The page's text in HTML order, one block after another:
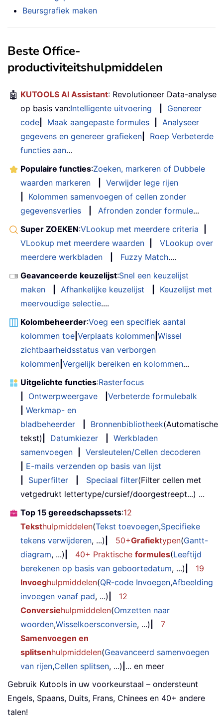
Beursgrafiek maken
Beste Office-
productiviteitshulpmiddelen
🤖 KUTOOLS AI Assistant: Revolutioneer Data-analyse
op basis van:Intelligente uitvoering
Genereer
code
Maak aangepaste formules
Analyseer
gegevens en genereer grafieken
Roep Verbeterde
functies aan…
Populaire functies:Zoeken, markeren of Dubbele
waarden markeren
Verwijder lege rijen
Kolommen samenvoegen of cellen zonder
gegevensverlies
Afronden zonder formule...
Super ZOEKEN:VLookup met meerdere criteria
VLookup met meerdere waarden
VLookup over
meerdere werkbladen
Fuzzy Match....
Geavanceerde keuzelijst:Snel een keuzelijst
maken
Afhankelijke keuzelijst
Keuzelijst met
meervoudige selectie....
Kolombeheerder:Voeg een specifiek aantal
kolommen toe Verplaats kolommen Wissel
zichtbaarheidsstatus van verborgen
kolommen Vergelijk bereiken en kolommen...
Uitgelichte functies:Rasterfocus
Ontwerpweergave
Verbeterde formulebalk
Werkmap- en
bladbeheerder
Bronnenbibliotheek(Automatische
tekst)
Datumkiezer
Werkbladen
samenvoegen
Versleutelen/Cellen decoderen
E-mails verzenden op basis van lijst
Superfilter Speciaal filter(Filter cellen met
vetgedrukt lettertype/cursief/doorgestreept...) ...
Top 15 gereedschapssets:12
Teksthulpmiddelen(Tekst toevoegen,Specifieke
tekens verwijderen, ...) 50+Grafiektypen(Gantt-
diagram, ...) 40+ Praktische formules(Leeftijd
berekenen op basis van geboortedatum, ...)
19
Invoeghulpmiddelen(QR-code Invoegen,Afbeelding
invoegen vanaf pad, ...)
12
Conversiehulpmiddelen(Omzetten naar
woorden,Wisselkoersconversie, ...)
7
Samenvoegen en
splitsenhulpmiddelen(Geavanceerd samenvoegen
van rijen,Cellen splitsen, ...) ... en meer
Gebruik Kutools in uw voorkeurstaal – ondersteunt
Engels, Spaans, Duits, Frans, Chinees en 40+ andere
talen!